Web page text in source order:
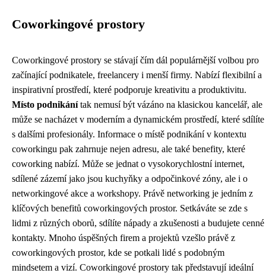
Coworkingové prostory
Coworkingové prostory se stávají čím dál populárnější volbou pro
začínající podnikatele, freelancery i menší firmy. Nabízí flexibilní a
inspirativní prostředí, které podporuje kreativitu a produktivitu.
Místo podnikánítak nemusí být vázáno na klasickou kancelář, ale
může se nacházet v moderním a dynamickém prostředí, které sdílíte
s dalšími profesionály. Informace o místě podnikání v kontextu
coworkingu pak zahrnuje nejen adresu, ale také benefity, které
coworking nabízí. Může se jednat o vysokorychlostní internet,
sdílené zázemí jako jsou kuchyňky a odpočinkové zóny, ale i o
networkingové akce a workshopy. Právě networking je jedním z
klíčových benefitů coworkingových prostor. Setkáváte se zde s
lidmi z různých oborů, sdílíte nápady a zkušenosti a budujete cenné
kontakty. Mnoho úspěšných firem a projektů vzešlo právě z
coworkingových prostor, kde se potkali lidé s podobným
mindsetem a vizí. Coworkingové prostory tak představují ideální